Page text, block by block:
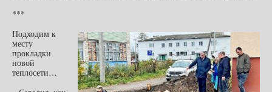
***
Подходим к
месту
прокладки
новой
теплосети…